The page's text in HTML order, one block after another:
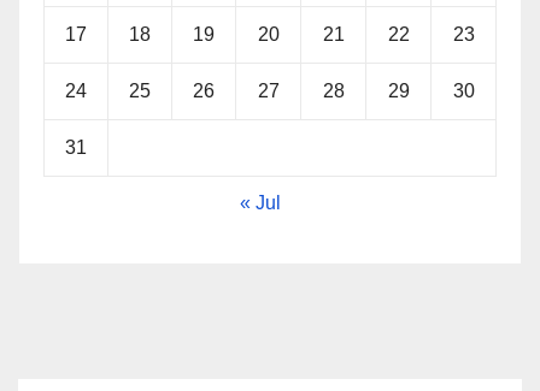
17 18 19 20 21 22 23
24 25 26 27 28 29 30
31
« Jul